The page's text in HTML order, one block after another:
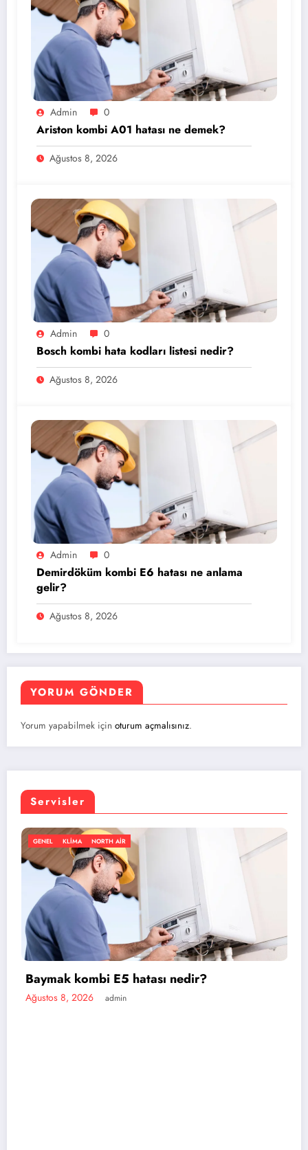
Admin 0
Ariston kombi A01 hatası ne demek?
Ağustos 8, 2026
Admin 0
Bosch kombi hata kodları listesi nedir?
Ağustos 8, 2026
Admin 0
Demirdöküm kombi E6 hatası ne anlama
gelir?
Ağustos 8, 2026
YORUM GÖNDER
Yorum yapabilmek için oturum açmalısınız.
Servisler
KLIMA NORTH AIR
Baymak kombi E5 hatası nedir?
Ağustos 8, 2026 admin